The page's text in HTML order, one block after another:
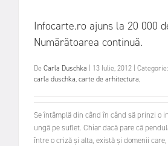
Infocarte.ro ajuns la 20 000
Numărătoarea continuă.
De Carla Duschka 13 Iulie, 2012 Categorie:
carla duschka,carte de arhitectura,
Se întâmplă din când în când să prinzi o
ungă pe suflet. Chiar dacă pare că
între o criză și alta, există și domenii